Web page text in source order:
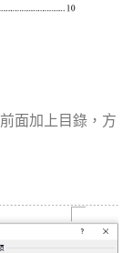
面加上目錄，方